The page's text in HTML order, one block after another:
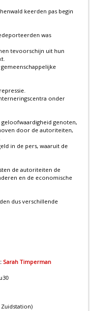
keerden pas begin
was
tevoorschijn uit hun
onder
genoten,
door de autoriteiten,
in de pers, waaruit de
de autoriteiten de
en de economische
dus verschillende
Sarah Timperman